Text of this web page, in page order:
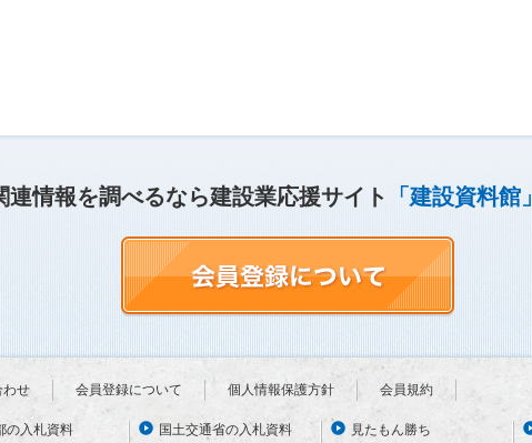
連情報を調べるなら建設業応援サイト 「建設資料館」
わせ 会員登録について 個人情報保護方針 会員規約
の入札資料 国土交通省の入札資料 見たもん勝ち